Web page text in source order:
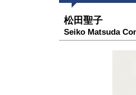
松田聖子
Seiko Matsuda